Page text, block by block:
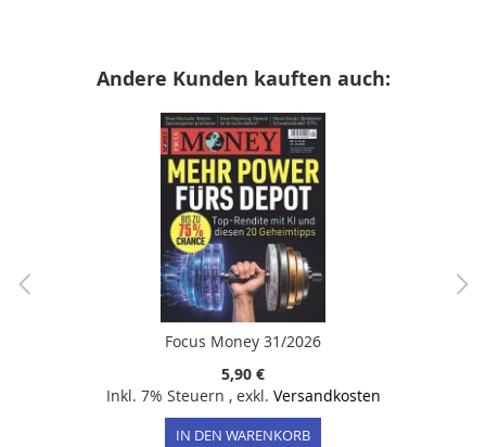
Andere Kunden kauften auch:
Focus Money 31/2026
5,90 €
Inkl. 7% Steuern , exkl. Versandkosten
IN DEN WARENKORB